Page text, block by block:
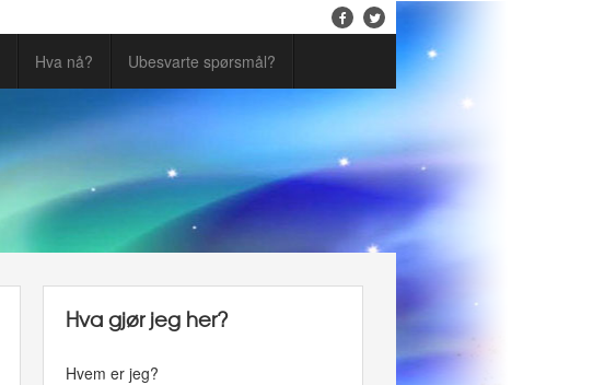
Hva nå? Ubesvarte spørsmål?
Hva gjør jeg her?
Hvem er jeg?